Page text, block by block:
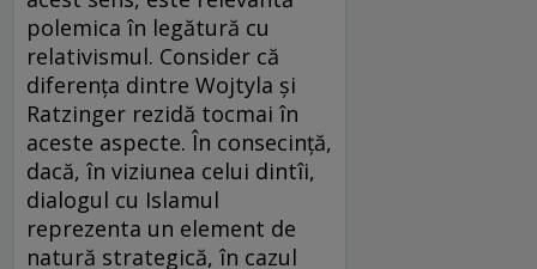
polemica în legătură cu
relativismul. Consider că
diferenţa dintre Wojtyla şi
Ratzinger rezidă tocmai în
aceste aspecte. În consecinţă,
dacă, în viziunea celui dintîi,
dialogul cu Islamul
reprezenta un element de
natură strategică, în cazul